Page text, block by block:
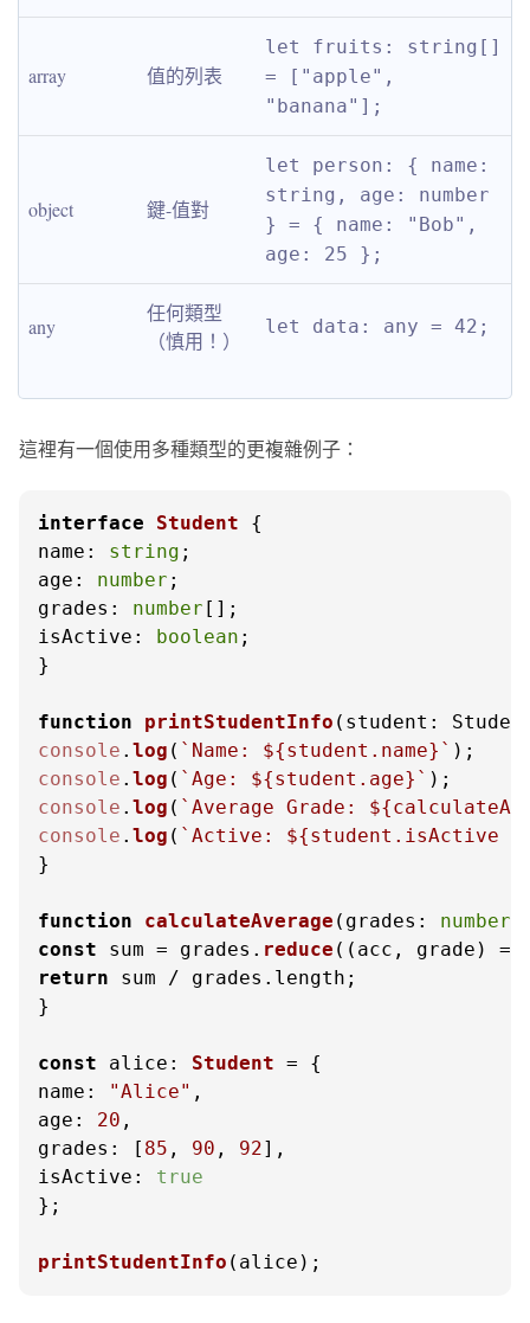
array 值的列表
let fruits: string[]
= ["apple",
"banana"];
object 鍵-值對
let person: { name:
string, age: number
} = { name: "Bob",
age: 25 };
any
任何類型
（慎用！）
let data: any = 42;
這裡有一個使用多種類型的更複雜例子：
interface Student
name : string
age : number
grades : number
isActive : boolean ;
}
function printStudentInfo ( student:
console . log ( `Name: ${student.name} `
console . log ( `Age: ${student.age} `
console . log ( `Average Grade:
console . log ( `Active: ${student.isActive
}
function calculateAverage ( grades: number
const sum = grades. reduce ( ( acc, grade ) =>
return sum / grades. length ;
}
const alice : Student
name : "Alice"
age : 20
grades : [ 85 , 90 , 92
isActive : true
};
printStudentInfo (alice);